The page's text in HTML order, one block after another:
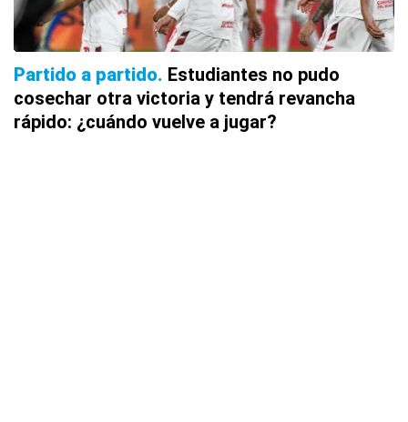
Partido a partido Estudiantes no pudo
cosechar otra victoria y tendrá revancha
rápido: ¿cuándo vuelve a jugar?